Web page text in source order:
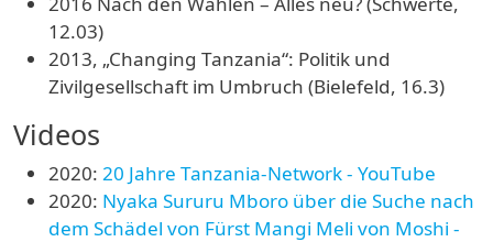
12.03)
2013, „Changing Tanzania“: Politik und
Zivilgesellschaft im Umbruch (Bielefeld, 16.3)
Videos
2020: 20 Jahre Tanzania-Network - YouTube
2020: Nyaka Sururu Mboro über die Suche nach
dem Schädel von Fürst Mangi Meli von Moshi -